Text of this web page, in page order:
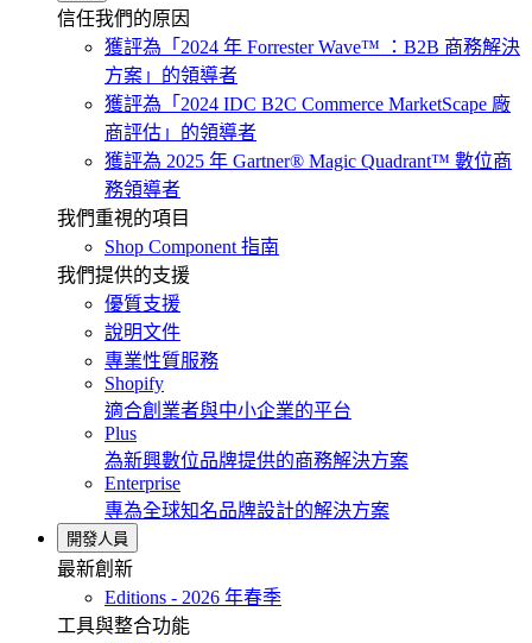
信任我們的原因
獲評為「2024 年 Forrester Wave™ ：B2B 商務解決
方案」的領導者
獲評為「2024 IDC B2C Commerce MarketScape 廠
商評估」的領導者
獲評為 2025 年 Gartner® Magic Quadrant™ 數位商
務領導者
我們重視的項目
Shop Component 指南
我們提供的支援
優質支援
說明文件
專業性質服務
Shopify
適合創業者與中小企業的平台
Plus
為新興數位品牌提供的商務解決方案
Enterprise
專為全球知名品牌設計的解決方案
開發人員
最新創新
Editions - 2026 年春季
工具與整合功能